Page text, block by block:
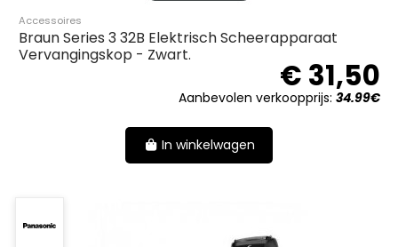
Accessoires
Braun Series 3 32B Elektrisch Scheerapparaat
Vervangingskop - Zwart.
€ 31,50
Aanbevolen verkoopprijs: 34.99€
In winkelwagen